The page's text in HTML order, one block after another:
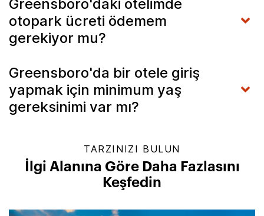
Greensboro'daki otelimde
otopark ücreti ödemem
gerekiyor mu?
Greensboro'da bir otele giriş
yapmak için minimum yaş
gereksinimi var mı?
TARZINIZI BULUN
İlgi Alanına Göre Daha Fazlasını
Keşfedin